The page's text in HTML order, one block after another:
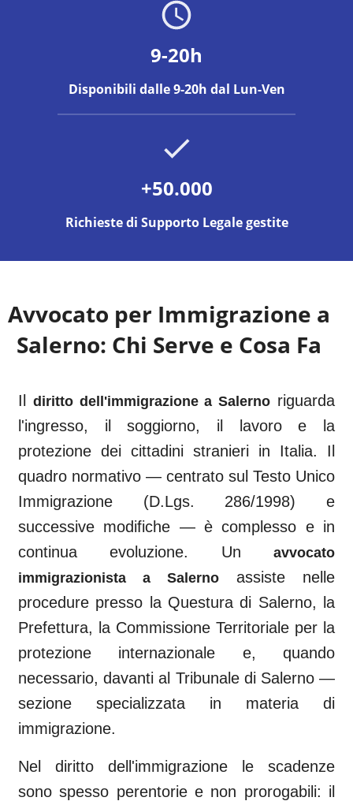
9-20h
Disponibili dalle 9-20h dal Lun-Ven
+50.000
Richieste di Supporto Legale gestite
Avvocato per Immigrazione a
Salerno: Chi Serve e Cosa Fa
Il diritto dell'immigrazione aSalerno riguarda
l'ingresso, il soggiorno, il lavoro e la
protezione dei cittadini stranieri in Italia. Il
quadro normativo — centrato sul Testo Unico
Immigrazione (D.Lgs. 286/1998) e
successive modifiche — è complesso e in
continua evoluzione. Un
avvocato
immigrazionista a Salerno
assiste nelle
procedure presso la Questura di Salerno, la
Prefettura, la Commissione Territoriale per la
protezione internazionale e, quando
necessario, davanti al Tribunale di Salerno—
sezione specializzata in materia di
immigrazione.
Nel diritto dell'immigrazione le scadenze
sono spesso perentorie e non prorogabili: il